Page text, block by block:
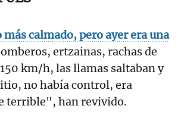
más calmado, pero ayer era una
ertzainas, rachas de
km/h, las llamas saltaban y
no había control, era
terrible", han revivido.